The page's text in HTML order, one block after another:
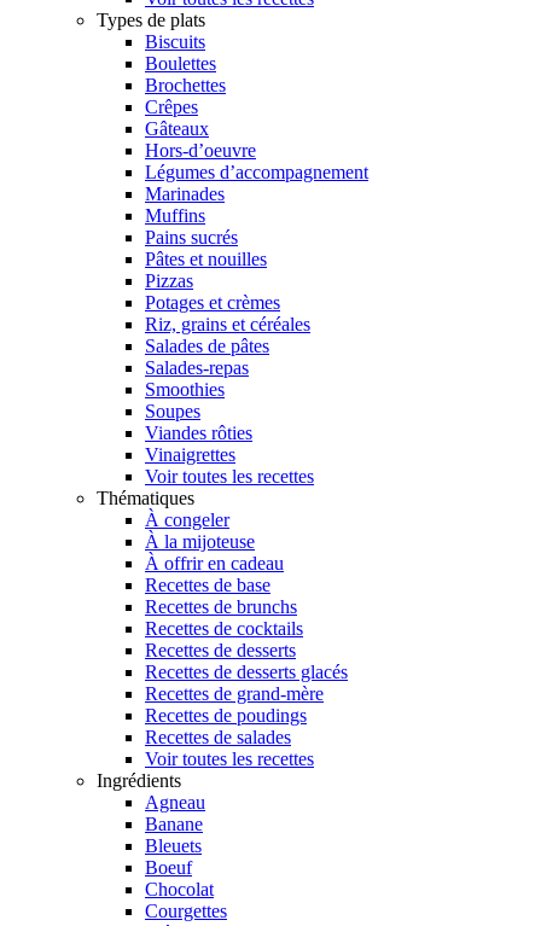
Types de plats
Biscuits
Boulettes
Brochettes
Crêpes
Gâteaux
Hors-d’oeuvre
Légumes d’accompagnement
Marinades
Muffins
Pains sucrés
Pâtes et nouilles
Pizzas
Potages et crèmes
Riz, grains et céréales
Salades de pâtes
Salades-repas
Smoothies
Soupes
Viandes rôties
Vinaigrettes
Voir toutes les recettes
Thématiques
À congeler
À la mijoteuse
À offrir en cadeau
Recettes de base
Recettes de brunchs
Recettes de cocktails
Recettes de desserts
Recettes de desserts glacés
Recettes de grand-mère
Recettes de poudings
Recettes de salades
Voir toutes les recettes
Ingrédients
Agneau
Banane
Bleuets
Boeuf
Chocolat
Courgettes